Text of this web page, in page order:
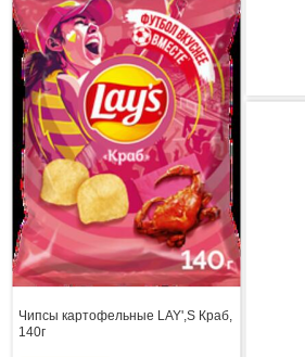
Чипсы картофельные LAY',S Краб,
140г